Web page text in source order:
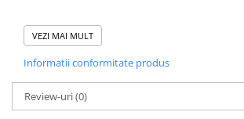
Umidometre
Luxmetre
Tahometre
Anemometre
Avantaje si functionalitati
Transfer precis al formelor complexe
Scară gravată permanent pentru citire rapida
Utilizare versatila in lemn, metal si
Utilizari recomandate
VEZI MAI MULT
Informatii conformitate produs
Review-uri(0)